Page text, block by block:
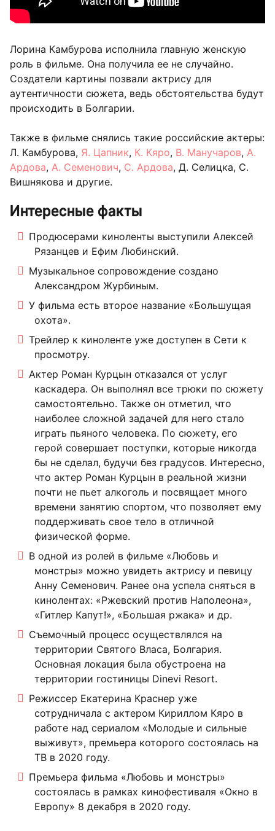
Лорина Камбурова исполнила главную женскую
роль в фильме. Она получила ее не случайно.
Создатели картины позвали актрису для
аутентичности сюжета, ведь обстоятельства будут
происходить в Болгарии.
Также в фильме снялись такие российские актеры:
Л. Камбурова, Я. Цапник, К. Кяро, В. Манучаров, А.
Ардова, А. Семенович, С. Ардова, Д. Селицка, С.
Вишнякова и другие.
Интересные факты
Продюсерами киноленты выступили Алексей
Рязанцев и Ефим Любинский.
Музыкальное сопровождение создано
Александром Журбиным.
У фильма есть второе название «Большущая
охота».
Трейлер к киноленте уже доступен в Сети к
просмотру.
Актер Роман Курцын отказался от услуг
каскадера. Он выполнял все трюки по сюжету
самостоятельно. Также он отметил, что
наиболее сложной задачей для него стало
играть пьяного человека. По сюжету, его
герой совершает поступки, которые никогда
бы не сделал, будучи без градусов. Интересно,
что актер Роман Курцын в реальной жизни
почти не пьет алкоголь и посвящает много
времени занятию спортом, что позволяет ему
поддерживать свое тело в отличной
физической форме.
В одной из ролей в фильме «Любовь и
монстры» можно увидеть актрису и певицу
Анну Семенович. Ранее она успела сняться в
кинолентах: «Ржевский против Наполеона»,
«Гитлер Капут!», «Большая ржака» и др.
Съемочный процесс осуществлялся на
территории Святого Власа, Болгария.
Основная локация была обустроена на
территории гостиницы Dinevi Resort.
Режиссер Екатерина Краснер уже
сотрудничала с актером Кириллом Кяро в
работе над сериалом «Молодые и сильные
выживут», премьера которого состоялась на
ТВ в 2020 году.
Премьера фильма «Любовь и монстры»
состоялась в рамках кинофестиваля «Окно в
Европу» 8 декабря в 2020 году.